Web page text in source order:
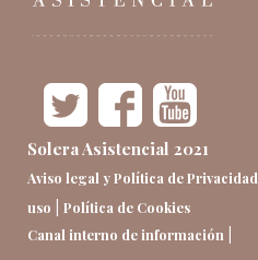
Solera Asistencial 2021
Aviso legal y Política de Privacidad
uso | Política de Cookies
Canal interno de información |